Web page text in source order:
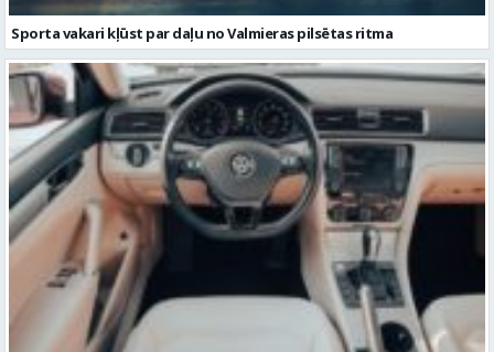
Sporta vakari kļūst par daļu no Valmieras pilsētas ritma